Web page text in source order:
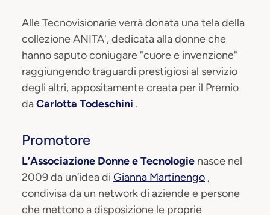
Alle Tecnovisionarie verrà donata una tela della
collezione ANITA', dedicata alla donne che
hanno saputo coniugare "cuore e invenzione"
raggiungendo traguardi prestigiosi al servizio
degli altri, appositamente creata per il Premio
daCarlotta Todeschini .
Promotore
L’Associazione Donne e Tecnologie nasce nel
2009 da un’idea di Gianna Martinengo ,
condivisa da un network di aziende e persone
che mettono a disposizione le proprie